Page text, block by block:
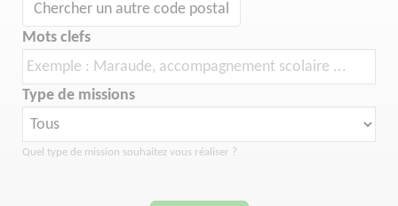
Chercher un autre code postal
Mots clefs
Type de missions
Quel type de mission souhaitez vous réaliser ?